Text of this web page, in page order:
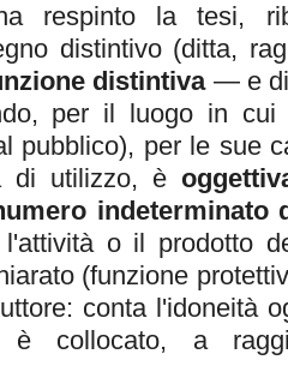
respinto la tesi,
distintivo (ditta,
distintiva— e
per il luogo in cui
pubblico), per le sue
di utilizzo, è
indeterminato
o il prodotto
(funzione
conta l'idoneità
collocato, a